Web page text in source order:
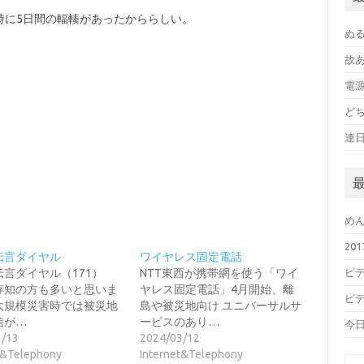
5日間の輻輳があったかららしい。
言ダイヤル
言ダイヤル（171）
知の方も多いと思いま
規模災害時では被災地
が…
13
ワイヤレス固定電話
NTT東西が携帯網を使う「ワイ
ヤレス固定電話」4月開始、離
島や被災地向け ユニバーサルサ
ービスのあり…
2024/03/12
Internet&Telephony
ぬ
故
電
ど
連
め
ビ
ビ
今